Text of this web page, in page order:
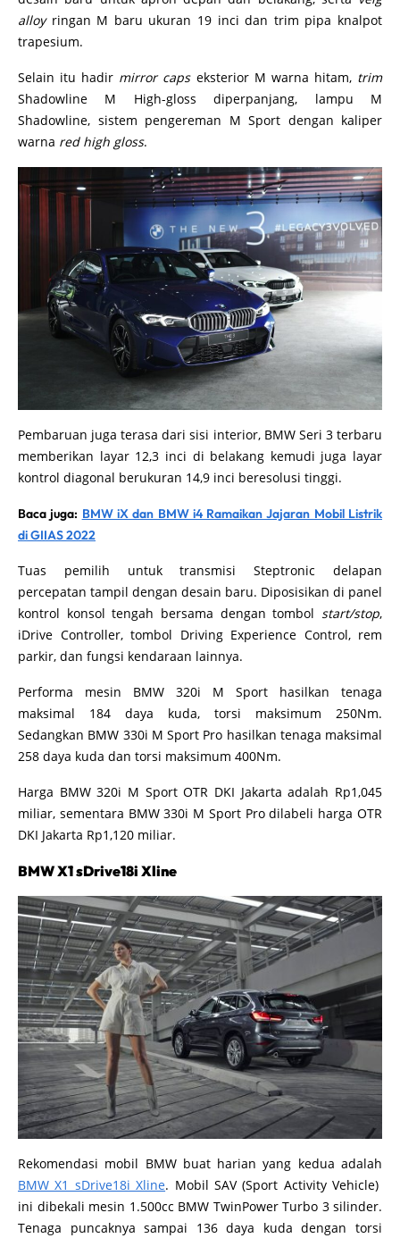
alloyringan M baru ukuran 19 inci dan trim pipa knalpot
trapesium.
Selain itu hadir mirror capseksterior M warna hitam, trim
Shadowline M High-gloss diperpanjang, lampu M
Shadowline, sistem pengereman M Sport dengan kaliper
warna red high gloss.
Pembaruan juga terasa dari sisi interior, BMW Seri 3 terbaru
memberikan layar 12,3 inci di belakang kemudi juga layar
kontrol diagonal berukuran 14,9 inci beresolusi tinggi.
Baca juga: BMW iX dan BMW i4 Ramaikan Jajaran Mobil Listrik
di GIIAS 2022
Tuas pemilih untuk transmisi Steptronic delapan
percepatan tampil dengan desain baru. Diposisikan di panel
kontrol konsol tengah bersama dengan tombol start/stop,
iDrive Controller, tombol Driving Experience Control, rem
parkir, dan fungsi kendaraan lainnya.
Performa mesin BMW 320i M Sport hasilkan tenaga
maksimal 184 daya kuda, torsi maksimum 250Nm.
Sedangkan BMW 330i M Sport Pro hasilkan tenaga maksimal
258 daya kuda dan torsi maksimum 400Nm.
Harga BMW 320i M Sport OTR DKI Jakarta adalah Rp1,045
miliar, sementara BMW 330i M Sport Pro dilabeli harga OTR
DKI Jakarta Rp1,120 miliar.
BMW X1 sDrive18i Xline
Rekomendasi mobil BMW buat harian yang kedua adalah
BMW X1 sDrive18i Xline. Mobil SAV (Sport Activity Vehicle)
ini dibekali mesin 1.500cc BMW TwinPower Turbo 3 silinder.
Tenaga puncaknya sampai 136 daya kuda dengan torsi